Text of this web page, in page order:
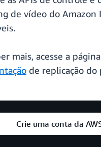
de vídeo do Amazon
mais, acesse a
de replicação
Crie uma conta da